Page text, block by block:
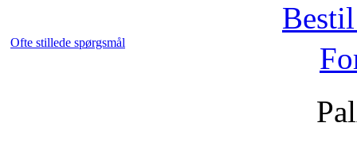
Ofte stillede spørgsmål